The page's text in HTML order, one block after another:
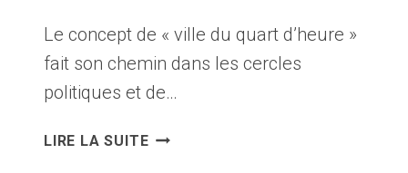
Le concept de « ville du quart d’heure »
fait son chemin dans les cercles
politiques et de…
LIRE LA SUITELA